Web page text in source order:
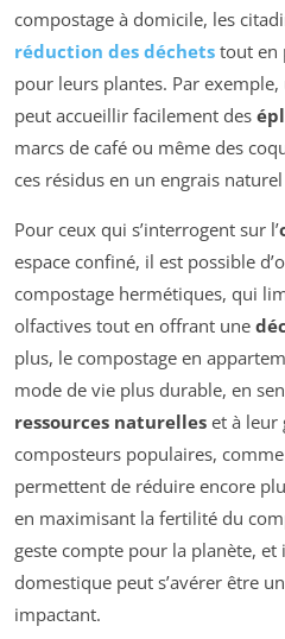
compostage à domicile, les
réduction des déchets tout en
pour leurs plantes. Par
peut accueillir facilement des
marcs de café ou même des
ces résidus en un engrais
Pour ceux qui s’interrogent sur l’
espace confiné, il est possible
compostage hermétiques, qui
olfactives tout en offrant une
plus, le compostage en
mode de vie plus durable, en
ressources naturelles et à leur
composteurs populaires,
permettent de réduire encore
en maximisant la fertilité du
geste compte pour la planète,
domestique peut s’avérer être
impactant.